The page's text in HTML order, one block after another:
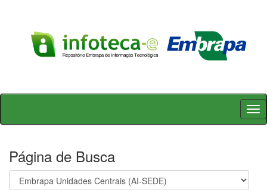
Skip
Página de Busca